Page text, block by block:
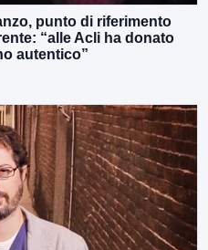
punto di riferimento
“alle Acli ha donato
autentico”